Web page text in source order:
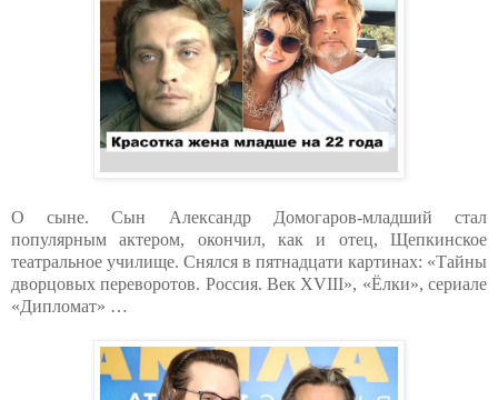
О сыне. Сын Александр Домогаров-младший стал
популярным актером, окончил, как и отец, Щепкинское
театральное училище. Снялся в пятнадцати картинах: «Тайны
дворцовых переворотов. Россия. Век XVIII», «Ёлки», сериале
«Дипломат» …